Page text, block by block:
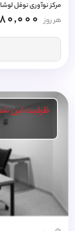
مرکز نوآوری نوفل
هر روز
ظرفیت این